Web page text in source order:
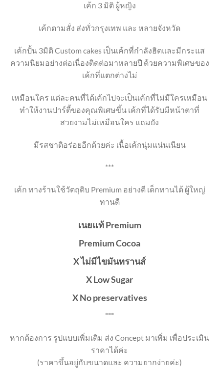
เค้ก 3 มิติ ผู้หญิง
เค้กตามสั่ง ส่งทั่วกรุงเทพ และ หลายจังหวัด
เค้กปั้น 3มิติ Custom cakes เป็นเค้กที่กำลังฮิตและมีกระแส
ความนิยมอย่างต่อเนื่องติดต่อมาหลายปี ด้วยความพิเศษของ
เค้กที่แตกต่างไม่
เหมือนใคร แต่ละคนที่ได้เค้กไปจะเป็นเค้กที่ไม่มีใครเหมือน
ทำให้งานปาร์ตี้ของคุณพิเศษขึ้น เค้กที่ได้รับมีหน้าตาที่
สวยงามไม่เหมือนใคร แถมยัง
มีรสชาติอร่อยอีกด้วยค่ะ เนื้อเค้กนุ่มแน่นเนียน
***
เค้ก ทางร้านใช้วัตถุดิบ Premium อย่างดี เด็กทานได้ ผู้ใหญ่
ทานดี
เนยแท้ Premium
Premium Cocoa
X ไม่มีไขมันทรานส์
X Low Sugar
X No preservatives
***
หากต้องการ รูปแบบเพิ่มเติม ส่ง Concept มาเพิ่ม เพื่อประเมิน
ราคาได้ค่ะ
(ราคาขึ้นอยู่กับขนาดและ ความยากง่ายค่ะ)